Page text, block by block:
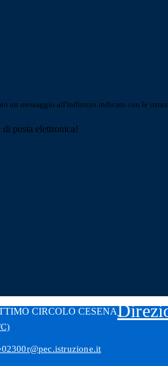
un messaggio all'indirizzo indicato con le
posta elettronica!